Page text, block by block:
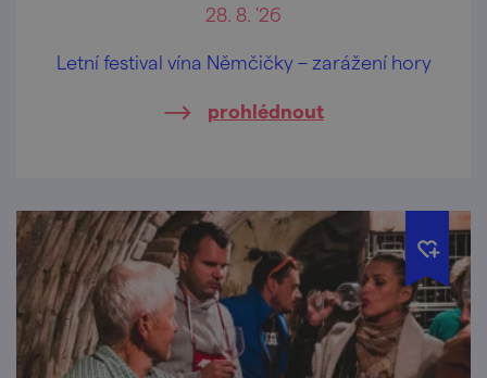
28. 8. '26
Letní festival vína Němčičky – zarážení hory
prohlédnout